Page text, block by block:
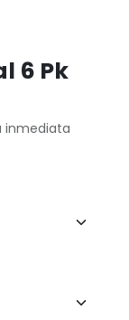
6 Pk
inmediata